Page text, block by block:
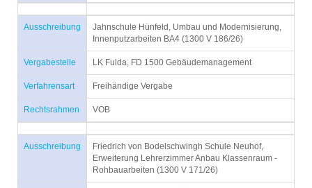
Ausschreibung
Jahnschule Hünfeld, Umbau und Modernisierung,
Innenputzarbeiten BA4 (1300 V 186/26)
Vergabestelle LK Fulda, FD 1500 Gebäudemanagement
Verfahrensart Freihändige Vergabe
Rechtsrahmen VOB
Ausschreibung
Friedrich von Bodelschwingh Schule Neuhof,
Erweiterung Lehrerzimmer Anbau Klassenraum -
Rohbauarbeiten (1300 V 171/26)